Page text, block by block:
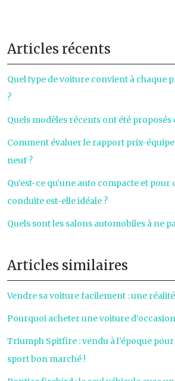
Articles récents
Quel type de voiture convient à chaque
?
Quels modèles récents ont été proposés
Comment évaluer le rapport prix-
neuf ?
Qu’est-ce qu’une auto compacte et pour
conduite est-elle idéale ?
Quels sont les salons automobiles à ne
Articles similaires
Vendre sa voiture facilement : une
Pourquoi acheter une voiture
Triumph Spitfire : vendu à l’époque
sport bon marché !